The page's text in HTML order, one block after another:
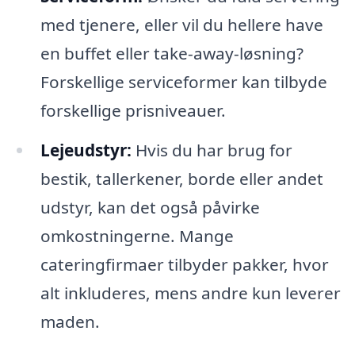
med tjenere, eller vil du hellere have
en buffet eller take-away-løsning?
Forskellige serviceformer kan tilbyde
forskellige prisniveauer.
Lejeudstyr: Hvis du har brug for
bestik, tallerkener, borde eller andet
udstyr, kan det også påvirke
omkostningerne. Mange
cateringfirmaer tilbyder pakker, hvor
alt inkluderes, mens andre kun leverer
maden.